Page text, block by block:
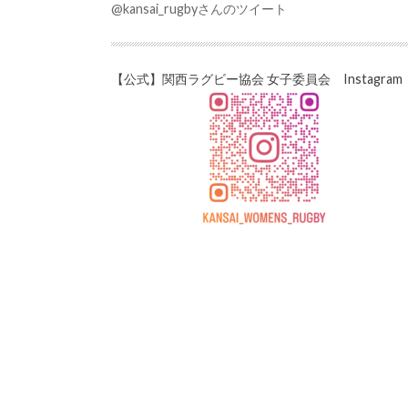
@kansai_rugbyさんのツイート
【公式】関西ラグビー協会 女子委員会 Instagram